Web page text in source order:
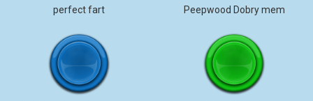
perfect fart Peepwood Dobry mem